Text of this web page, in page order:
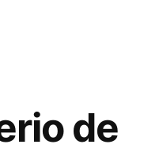
de